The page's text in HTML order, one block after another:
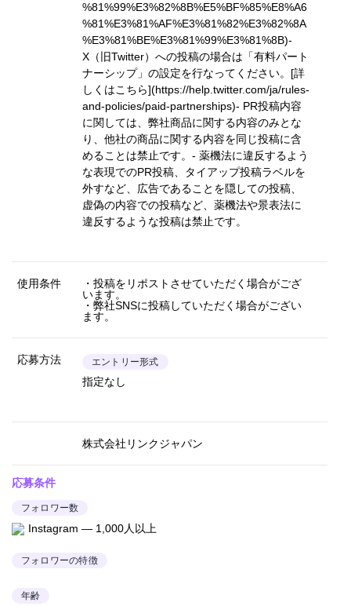
%81%99%E3%82%8B%E5%BF%85%E8%A6
%81%E3%81%AF%E3%81%82%E3%82%8A
%E3%81%BE%E3%81%99%E3%81%8B)-
X（旧Twitter）への投稿の場合は「有料パート
ナーシップ」の設定を行なってください。 [詳
しくはこちら](https://help.twitter.com/ja/rules-
and-policies/paid-partnerships)- PR投稿内容
に関しては、弊社商品に関する内容のみとな
り、他社の商品に関する内容を同じ投稿に含
めることは禁止です。- 薬機法に違反するよう
な表現でのPR投稿、タイアップ投稿ラベルを
外すなど、広告であることを隠しての投稿、
虚偽の内容での投稿など、薬機法や景表法に
違反するような投稿は禁止です。
使用条件
・投稿をリポストさせていただく場合がござ
います。
・弊社SNSに投稿していただく場合がござい
ます。
応募方法 エントリー形式
指定なし
株式会社リンクジャパン
応募条件
フォロワー数
Instagram — 1,000人以上
フォロワーの特徴
年齢